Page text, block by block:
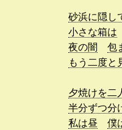
砂浜に隠し
小さな箱は
夜の闇
包
もう二度と
夕焼けを二
半分ずつ分
私は昼
僕